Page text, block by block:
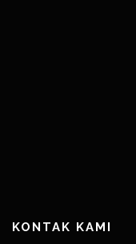
KONTAK KAMI